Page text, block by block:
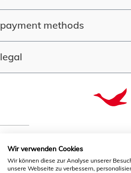
payment methods
legal
quality since
Wir verwenden Cookies
Wir können diese zur Analyse unserer
unsere Webseite zu verbessern,